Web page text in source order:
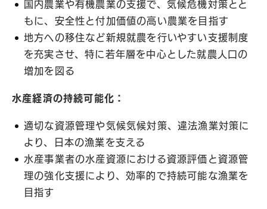
国内農業や有機農業の支援で、気候危機対策とと
もに、安全性と付加価値の高い農業を目指す
地方への移住など新規就農を行いやすい支援制度
を充実させ、特に若年層を中心とした就農人口の
増加を図る
水産経済の持続可能化：
適切な資源管理や気候気候対策、違法漁業対策に
より、日本の漁業を支える
水産事業者の水産資源における資源評価と資源管
理の強化支援により、効率的で持続可能な漁業を
目指す